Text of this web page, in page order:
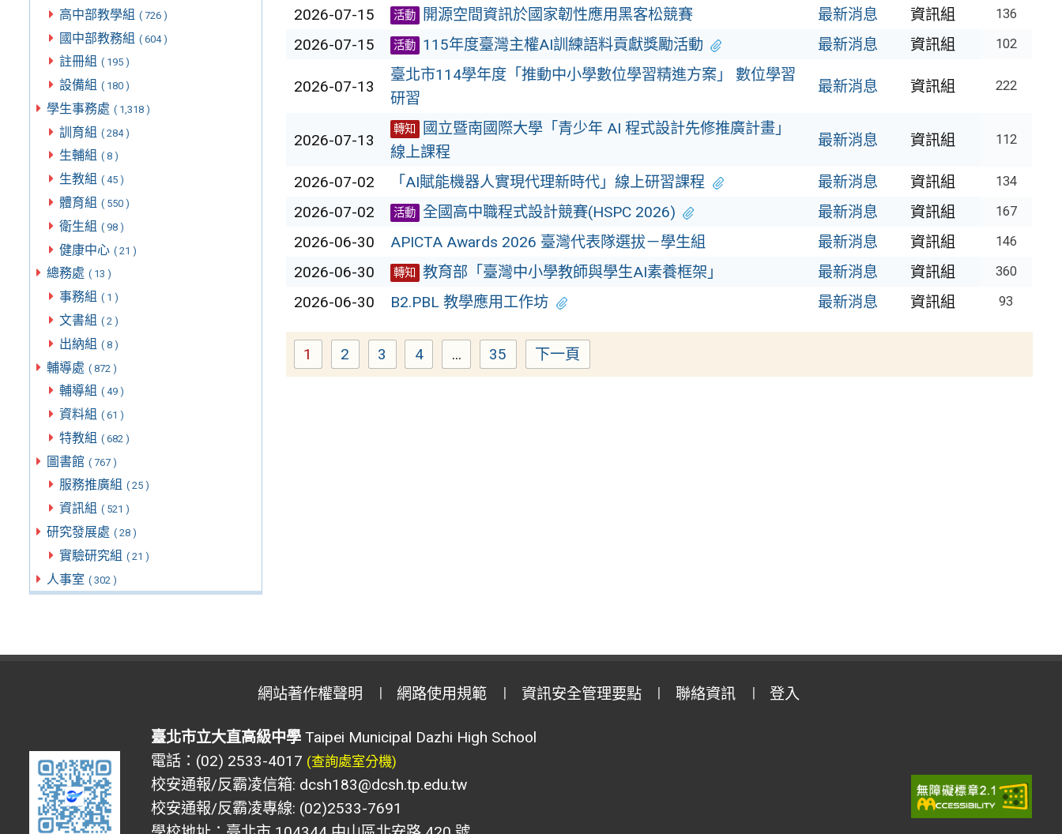
高中部教學組 ( 726 )
國中部教務組 ( 604 )
註冊組 ( 195 )
設備組 ( 180 )
學生事務處 ( 1,318 )
訓育組 ( 284 )
生輔組 ( 8 )
生教組 ( 45 )
體育組 ( 550 )
衛生組 ( 98 )
健康中心 ( 21 )
總務處 ( 13 )
事務組 ( 1 )
文書組 ( 2 )
出納組 ( 8 )
輔導處 ( 872 )
輔導組 ( 49 )
資料組 ( 61 )
特教組 ( 682 )
圖書館 ( 767 )
服務推廣組 ( 25 )
資訊組 ( 521 )
研究發展處 ( 28 )
實驗研究組 ( 21 )
人事室 ( 302 )
2026-07-15 活動 開源空間資訊於國家韌性應用黑客松競賽 最新消息 資訊組 136
2026-07-15 活動 115年度臺灣主權AI訓練語料貢獻獎勵活動 最新消息 資訊組 102
2026-07-13
臺北市114學年度「推動中小學數位學習精進方案」 數位學習
研習
最新消息 資訊組 222
2026-07-13
轉知
國立暨南國際大學「青少年 AI 程式設計先修推廣計畫」
線上課程
最新消息 資訊組 112
2026-07-02 「AI賦能機器人實現代理新時代」線上研習課程 最新消息 資訊組 134
2026-07-02 活動 全國高中職程式設計競賽(HSPC 2026) 最新消息 資訊組 167
2026-06-30 APICTA Awards 2026 臺灣代表隊選拔－學生組 最新消息 資訊組 146
2026-06-30 轉知 教育部「臺灣中小學教師與學生AI素養框架」 最新消息 資訊組 360
2026-06-30 B2.PBL 教學應用工作坊 最新消息 資訊組 93
Page
1 Page
2 Page
3 Page
4 ... Page
35 下一頁
網站著作權聲明 網路使用規範 資訊安全管理要點 聯絡資訊 登入
臺北市立大直高級中學Taipei Municipal Dazhi High School
電話：(02) 2533-4017 (查詢處室分機)
校安通報/反霸凌信箱: dcsh183@dcsh.tp.edu.tw
校安通報/反霸凌專線: (02)2533-7691